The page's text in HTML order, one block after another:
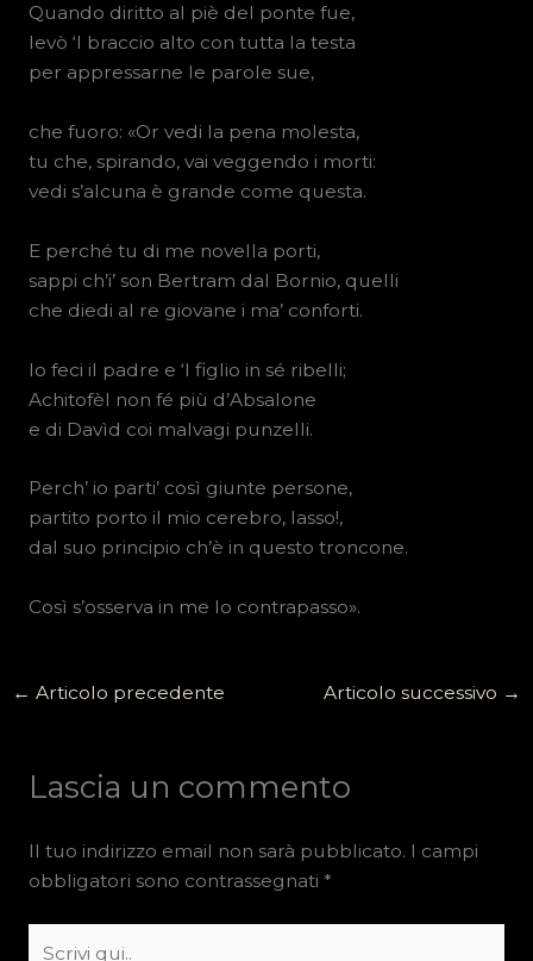
Quando diritto al piè del ponte fue,
levò ‘l braccio alto con tutta la testa
per appressarne le parole sue,
che fuoro: «Or vedi la pena molesta,
tu che, spirando, vai veggendo i morti:
vedi s’alcuna è grande come questa.
E perché tu di me novella porti,
sappi ch’i’ son Bertram dal Bornio, quelli
che diedi al re giovane i ma’ conforti.
Io feci il padre e ‘l figlio in sé ribelli;
Achitofèl non fé più d’Absalone
e di Davìd coi malvagi punzelli.
Perch’ io parti’ così giunte persone,
partito porto il mio cerebro, lasso!,
dal suo principio ch’è in questo troncone.
Così s’osserva in me lo contrapasso».
← Articolo precedente Articolo successivo →
Lascia un commento
Il tuo indirizzo email non sarà pubblicato. I campi
obbligatori sono contrassegnati *